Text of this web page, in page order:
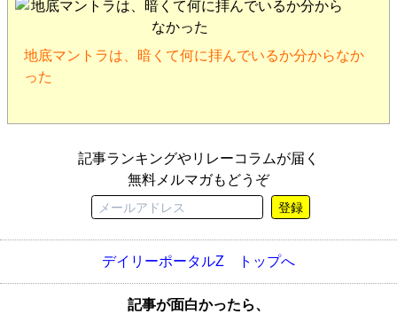
地底マントラは、暗くて何に拝んでいるか分からなか
った
記事ランキングやリレーコラムが届く
無料メルマガもどうぞ
登録
デイリーポータルZ トップへ
記事が面白かったら、